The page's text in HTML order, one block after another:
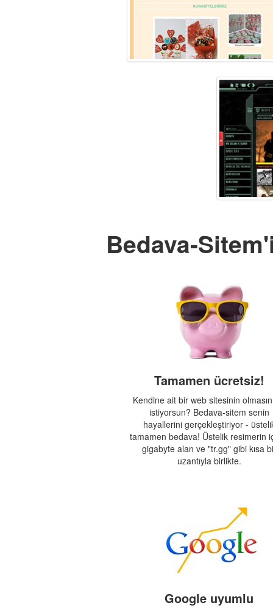
Bedava-
Tamamen ücretsiz!
Kendine ait bir web sitesinin
istiyorsun? Bedava-sitem senin
hayallerini gerçekleştiriyor -
tamamen bedava! Üstelik resimerin
gigabyte alan ve "tr.gg" gibi kısa
uzantıyla birlikte.
Google uyumlu